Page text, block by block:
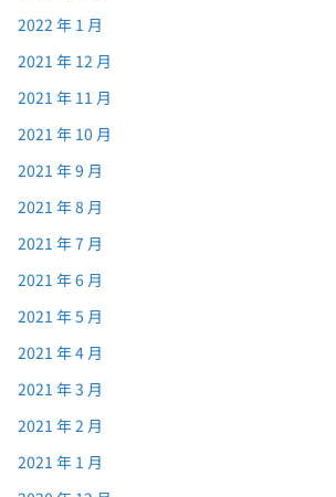
2022 年 1 月
2021 年 12 月
2021 年 11 月
2021 年 10 月
2021 年 9 月
2021 年 8 月
2021 年 7 月
2021 年 6 月
2021 年 5 月
2021 年 4 月
2021 年 3 月
2021 年 2 月
2021 年 1 月